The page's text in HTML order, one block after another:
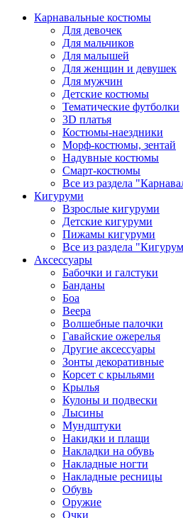
Карнавальные костюмы
Для девочек
Для мальчиков
Для малышей
Для женщин и девушек
Для мужчин
Детские костюмы
Тематические футболки
3D платья
Костюмы-наездники
Морф-костюмы, зентай
Надувные костюмы
Смарт-костюмы
Все из раздела
Кигуруми
Взрослые кигуруми
Детские кигуруми
Пижамы кигуруми
Все из раздела
Аксессуары
Бабочки и галстуки
Банданы
Боа
Веера
Волшебные палочки
Гавайские ожерелья
Другие аксессуары
Зонты декоративные
Корсет с крыльями
Крылья
Кулоны и подвески
Лысины
Мундштуки
Накидки и плащи
Накладки на обувь
Накладные ногти
Накладные ресницы
Обувь
Оружие
Очки